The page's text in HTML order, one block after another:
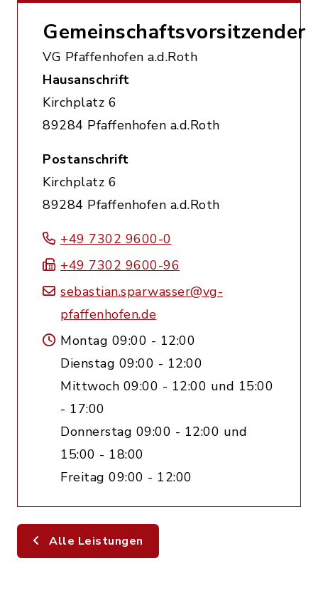
Gemeinschaftsvorsitzender
VG Pfaffenhofen a.d.Roth
Hausanschrift
Kirchplatz 6
89284 Pfaffenhofen a.d.Roth
Postanschrift
Kirchplatz 6
89284 Pfaffenhofen a.d.Roth
+49 7302 9600-0
+49 7302 9600-96
sebastian.sparwasser@vg-
pfaffenhofen.de
Montag 09:00 - 12:00
Dienstag 09:00 - 12:00
Mittwoch 09:00 - 12:00 und 15:00
- 17:00
Donnerstag 09:00 - 12:00 und
15:00 - 18:00
Freitag 09:00 - 12:00
Alle Leistungen